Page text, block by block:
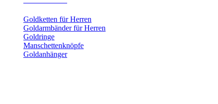
Goldketten für Herren
Goldarmbänder für Herren
Goldringe
Manschettenknöpfe
Goldanhänger